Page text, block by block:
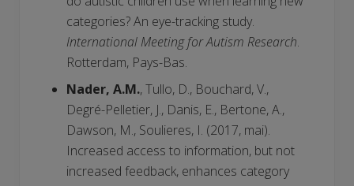
categories? An eye-tracking study.
International Meeting for Autism Research.
Rotterdam, Pays-Bas.
Nader, A.M., Tullo, D., Bouchard, V.,
Degré-Pelletier, J., Danis, E., Bertone, A.,
Dawson, M., Soulieres, I. (2017, mai).
Increased access to information, but not
increased feedback, enhances category